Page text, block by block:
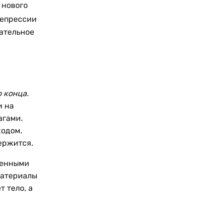
конца.
на
тело, а